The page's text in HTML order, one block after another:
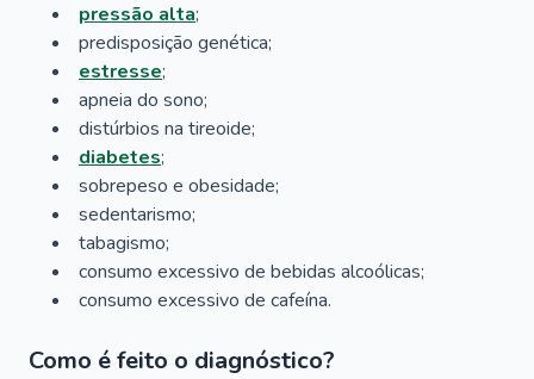
pressão alta;
predisposição genética;
estresse;
apneia do sono;
distúrbios na tireoide;
diabetes;
sobrepeso e obesidade;
sedentarismo;
tabagismo;
consumo excessivo de bebidas alcoólicas;
consumo excessivo de cafeína.
Como é feito o diagnóstico?